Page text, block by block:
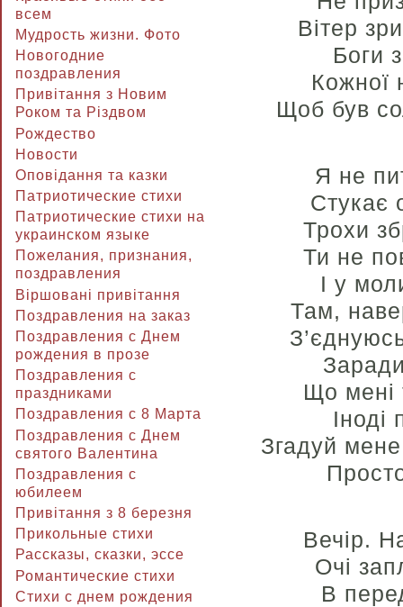
всем
Мудрость жизни. Фото
Новогодние
поздравления
Привітання з Новим
Роком та Різдвом
Рождество
Новости
Оповідання та казки
Патриотические стихи
Патриотические стихи на
украинском языке
Пожелания, признания,
поздравления
Віршовані привітання
Поздравления на заказ
Поздравления с Днем
рождения в прозе
Поздравления с
праздниками
Поздравления с 8 Марта
Поздравления с Днем
святого Валентина
Поздравления с
юбилеем
Привітання з 8 березня
Прикольные стихи
Рассказы, сказки, эссе
Романтические стихи
Стихи с днем рождения
Вітер
Боги
Кожної
Щоб був
Я не
Стукає
Трохи
Ти не
І у
Там,
Що мені
Згадуй
Вечір.
Очі
В